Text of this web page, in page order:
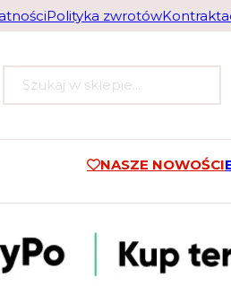
Polityka zwrotów
Szukaj
NASZE NOWOŚCI